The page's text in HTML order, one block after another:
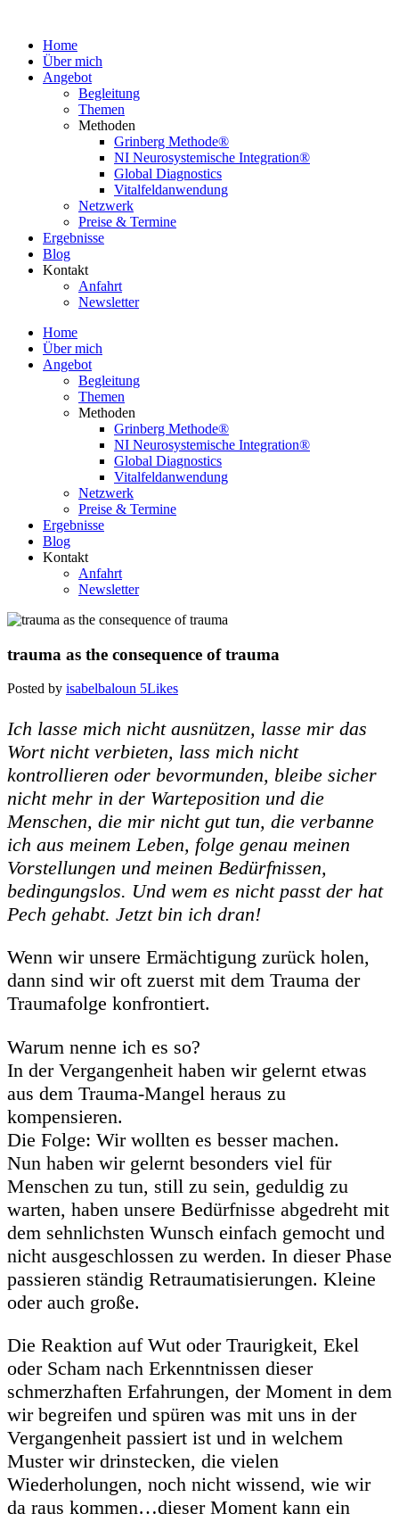
Home
Über mich
Angebot
Begleitung
Themen
Methoden
Grinberg Methode®
NI Neurosystemische Integration®
Global Diagnostics
Vitalfeldanwendung
Netzwerk
Preise & Termine
Ergebnisse
Blog
Kontakt
Anfahrt
Newsletter
Home
Über mich
Angebot
Begleitung
Themen
Methoden
Grinberg Methode®
NI Neurosystemische Integration®
Global Diagnostics
Vitalfeldanwendung
Netzwerk
Preise & Termine
Ergebnisse
Blog
Kontakt
Anfahrt
Newsletter
trauma as the consequence of trauma
Posted by isabelbaloun 5Likes
Ich lasse mich nicht ausnützen, lasse mir das
Wort nicht verbieten, lass mich nicht
kontrollieren oder bevormunden, bleibe sicher
nicht mehr in der Warteposition und die
Menschen, die mir nicht gut tun, die verbanne
ich aus meinem Leben, folge genau meinen
Vorstellungen und meinen Bedürfnissen,
bedingungslos. Und wem es nicht passt der hat
Pech gehabt. Jetzt bin ich dran!
Wenn wir unsere Ermächtigung zurück holen,
dann sind wir oft zuerst mit dem Trauma der
Traumafolge konfrontiert.
Warum nenne ich es so?
In der Vergangenheit haben wir gelernt etwas
aus dem Trauma-Mangel heraus zu
kompensieren.
Die Folge: Wir wollten es besser machen.
Nun haben wir gelernt besonders viel für
Menschen zu tun, still zu sein, geduldig zu
warten, haben unsere Bedürfnisse abgedreht mit
dem sehnlichsten Wunsch einfach gemocht und
nicht ausgeschlossen zu werden. In dieser Phase
passieren ständig Retraumatisierungen. Kleine
oder auch große.
Die Reaktion auf Wut oder Traurigkeit, Ekel
oder Scham nach Erkenntnissen dieser
schmerzhaften Erfahrungen, der Moment in dem
wir begreifen und spüren was mit uns in der
Vergangenheit passiert ist und in welchem
Muster wir drinstecken, die vielen
Wiederholungen, noch nicht wissend, wie wir
da raus kommen…dieser Moment kann ein